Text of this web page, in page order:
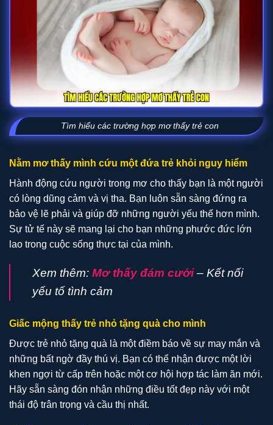
Tìm hiểu các trường hợp mơ thấy trẻ con
Nằm mơ thấy mình cứu một đứa trẻ khỏi nguy hiểm
Hành động cứu người trong mơ cho thấy bạn là một người
có lòng dũng cảm và vị tha. Bạn luôn sẵn sàng đứng ra
bảo vệ lẽ phải và giúp đỡ những người yếu thế hơn mình.
Sự tử tế này sẽ mang lại cho bạn những phước đức lớn
lao trong cuộc sống thực tại của mình.
Xem thêm: Mơ thấy đám cưới– Kết nối
yếu tố tình cảm
Giấc mộng thấy trẻ nhỏ tặng quà cho mình
Được trẻ nhỏ tặng quà là một điềm báo về sự may mắn và
những bất ngờ đầy thú vị. Bạn có thể nhận được một lời
khen ngợi từ cấp trên hoặc một cơ hội hợp tác làm ăn mới.
Hãy sẵn sàng đón nhận những điều tốt đẹp này với một
thái độ trân trọng và cầu thị nhất.